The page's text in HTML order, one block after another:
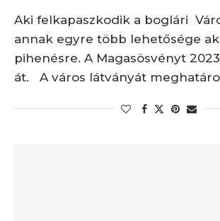
Aki felkapaszkodik a boglári
annak egyre több lehetősége
pihenésre. A Magasösvényt
át. A város látványát